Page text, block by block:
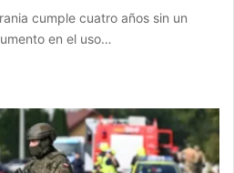
cumple cuatro años sin un
en el uso…